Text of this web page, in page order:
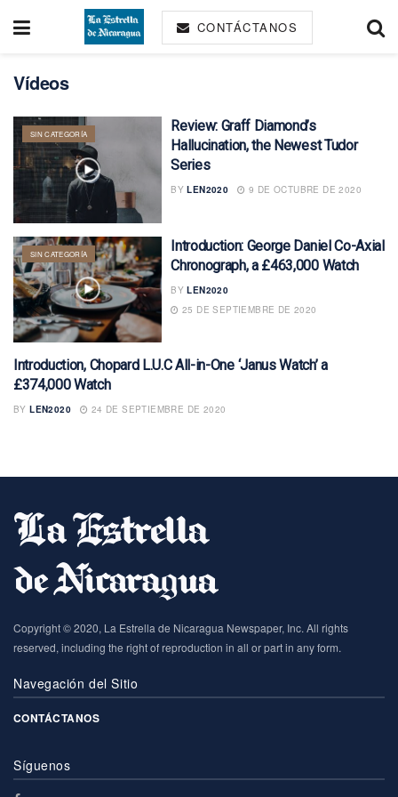
CONTÁCTANOS
Vídeos
SIN CATEGORÍA
Review: Graff Diamond’s
Hallucination, the Newest Tudor
Series
BY LEN2020 9 DE OCTUBRE DE 2020
SIN CATEGORÍA
Introduction: George Daniel Co-Axial
Chronograph, a £463,000 Watch
BY LEN2020
25 DE SEPTIEMBRE DE 2020
SIN CATEGORÍA
Introduction, Chopard L.U.C All-in-One ‘Janus Watch’ a
£374,000 Watch
BY LEN2020 24 DE SEPTIEMBRE DE 2020
Copyright © 2020, La Estrella de Nicaragua Newspaper, Inc. All rights
reserved, including the right of reproduction in all or part in any form.
Navegación del Sitio
CONTÁCTANOS
Síguenos